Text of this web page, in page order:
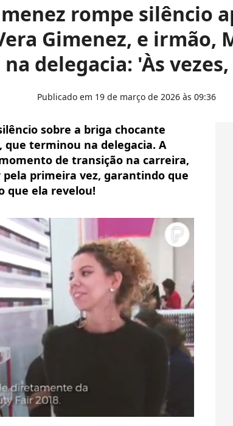
rompe silêncio
Gimenez, e irmão,
delegacia: 'Às
Publicado em 19 de março de 2026 às 09:36
sobre a briga chocante
terminou na delegacia. A
de transição na carreira,
primeira vez, garantindo que
que ela revelou!